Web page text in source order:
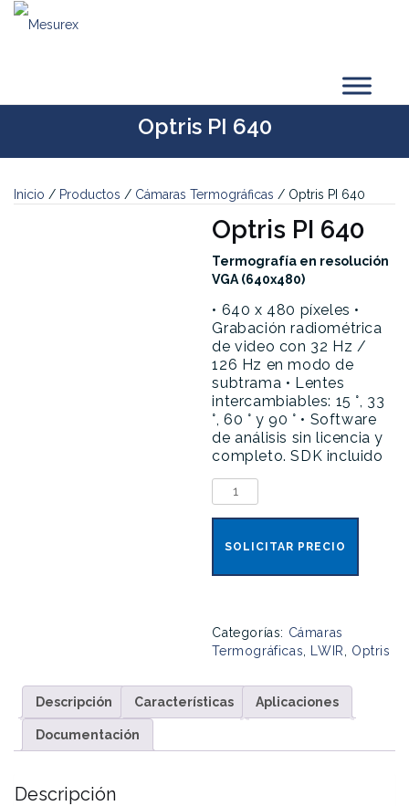
Saltar
Optris PI 640
Inicio / Productos / Cámaras Termográficas / Optris PI 640
Optris PI 640
Termografía en resolución
VGA (640x480)
• 640 x 480 píxeles •
Grabación radiométrica
de video con 32 Hz /
126 Hz en modo de
subtrama • Lentes
intercambiables: 15 °, 33
°, 60 ° y 90 ° • Software
de análisis sin licencia y
completo. SDK incluido
Optris
PI
640
cantidad
SOLICITAR PRECIO
Categorías: Cámaras
Termográficas
LWIR Optris
Descripción Características Aplicaciones
Documentación
Descripción